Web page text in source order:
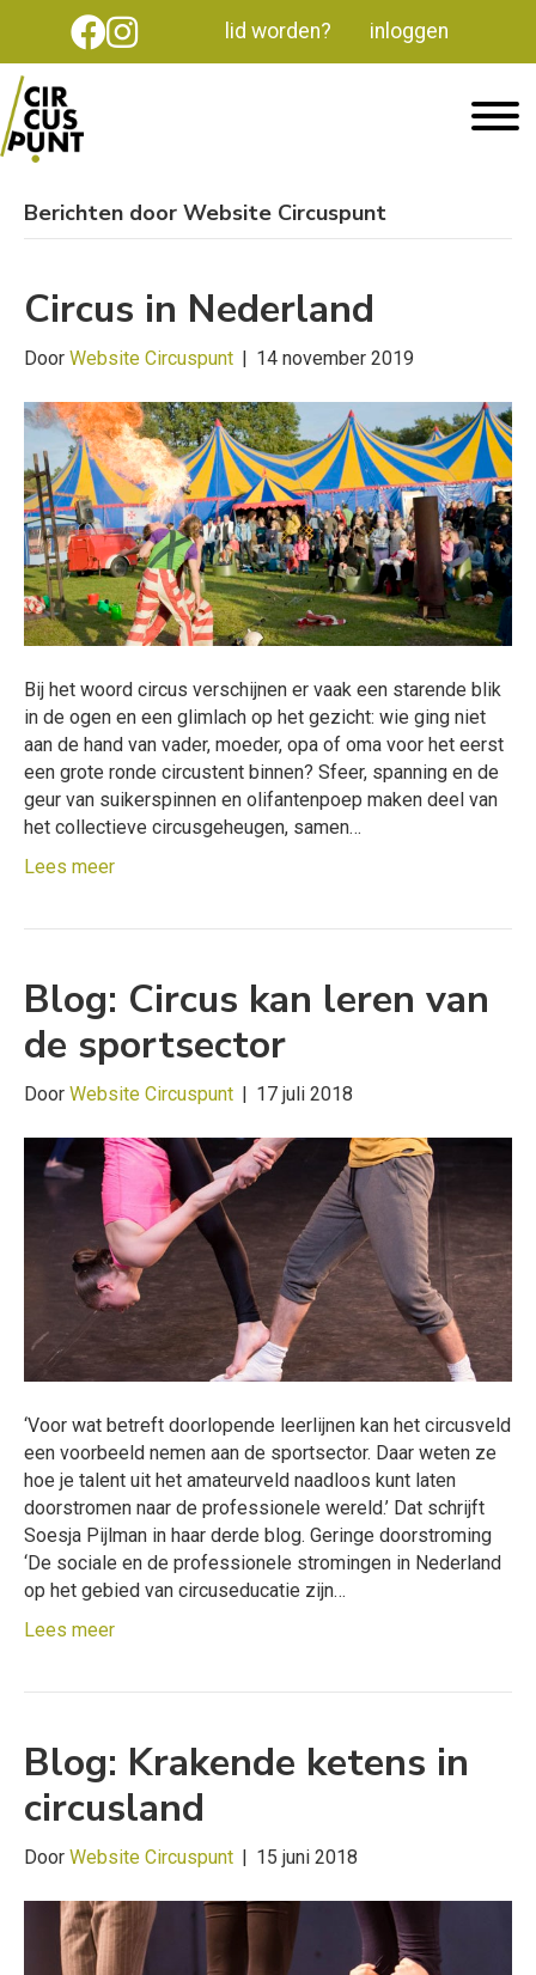
lid worden? inloggen
Berichten door Website Circuspunt
Circus in Nederland
Door Website Circuspunt | 14 november 2019
Bij het woord circus verschijnen er vaak een starende blik
in de ogen en een glimlach op het gezicht: wie ging niet
aan de hand van vader, moeder, opa of oma voor het eerst
een grote ronde circustent binnen? Sfeer, spanning en de
geur van suikerspinnen en olifantenpoep maken deel van
het collectieve circusgeheugen, samen…
Lees meer
Blog: Circus kan leren van
de sportsector
Door Website Circuspunt | 17 juli 2018
‘Voor wat betreft doorlopende leerlijnen kan het circusveld
een voorbeeld nemen aan de sportsector. Daar weten ze
hoe je talent uit het amateurveld naadloos kunt laten
doorstromen naar de professionele wereld.’ Dat schrijft
Soesja Pijlman in haar derde blog. Geringe doorstroming
‘De sociale en de professionele stromingen in Nederland
op het gebied van circuseducatie zijn…
Lees meer
Blog: Krakende ketens in
circusland
Door Website Circuspunt | 15 juni 2018